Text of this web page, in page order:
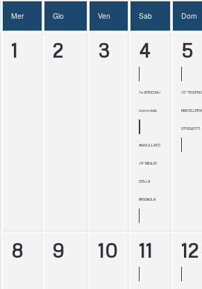
Mer Gio Ven Sab Dom
1 2 3 4
7a SFIROSA //
nuova data
ANNULLATO
// 8° MIGLIO
DELLA
BRISAOLA
5
15° TROFEO
MACELLERIA
STRIGIOTTI
8 9 10 11 12